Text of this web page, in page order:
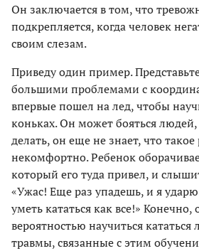
Он заключается в том, что
подкрепляется, когда человек
своим слезам.
Приведу один пример.
большими проблемами с
впервые пошел на лед, чтобы
коньках. Он может бояться
делать, он еще не знает, что
некомфортно. Ребенок
который его туда привел, и
«Ужас! Еще раз упадешь, и я
уметь кататься как все!»
вероятностью научиться кататься
травмы, связанные с этим